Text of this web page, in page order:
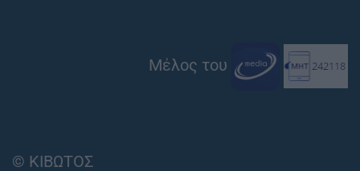
Μέλος του
© ΚΙΒΩΤΟΣ